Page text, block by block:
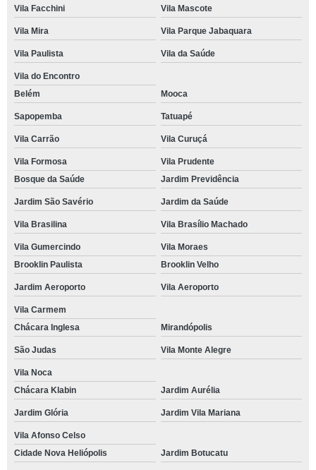
Vila Facchini Vila Mascote
Vila Mira Vila Parque Jabaquara
Vila Paulista Vila da Saúde
Vila do Encontro
Belém
Mooca
Sapopemba Tatuapé
Vila Carrão Vila Curuçá
Vila Formosa
Vila Prudente
Bosque da Saúde
Jardim Previdência
Jardim São Savério Jardim da Saúde
Vila Brasilina Vila Brasílio Machado
Vila Gumercindo
Vila Moraes
Brooklin Paulista
Brooklin Velho
Jardim Aeroporto Vila Aeroporto
Vila Carmem
Chácara Inglesa
Mirandópolis
São Judas Vila Monte Alegre
Vila Noca
Chácara Klabin
Jardim Aurélia
Jardim Glória Jardim Vila Mariana
Vila Afonso Celso
Cidade Nova Heliópolis
Jardim Botucatu